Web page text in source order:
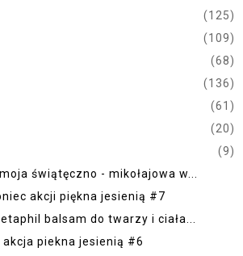
(125)
(109)
(68)
(136)
(61)
(20)
(9)
świątęczno - mikołajowa w...
akcji piękna jesienią #7
balsam do twarzy i ciała...
piekna jesienią #6